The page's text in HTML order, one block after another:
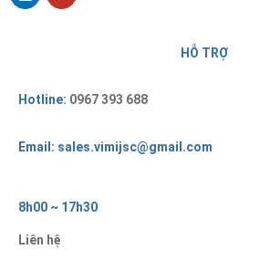
HỖ TRỢ
Hotline: 0967 393 688
Email: sales.vimijsc@gmail.com
8h00 ~ 17h30
Liên hệ